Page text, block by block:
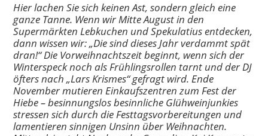
Hier lachen Sie sich keinen Ast, sondern gleich eine
ganze Tanne. Wenn wir Mitte August in den
Supermärkten Lebkuchen und Spekulatius entdecken,
dann wissen wir: „Die sind dieses Jahr verdammt spät
dran!“ Die Vorweihnachtszeit beginnt, wenn sich der
Winterspeck noch als Frühlingsrollen tarnt und der DJ
öfters nach „Lars Krismes“ gefragt wird. Ende
November mutieren Einkaufszentren zum Fest der
Hiebe – besinnungslos besinnliche Glühweinjunkies
stressen sich durch die Festtagsvorbereitungen und
lamentieren sinnigen Unsinn überWeihnachten.